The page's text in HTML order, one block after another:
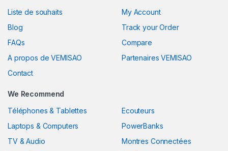
Liste de souhaits
Blog
FAQs
A propos de VEMISAO
Contact
My Account
Track your Order
Compare
Partenaires VEMISAO
We Recommend
Téléphones & Tablettes
Laptops & Computers
TV & Audio
Ecouteurs
PowerBanks
Montres Connectées